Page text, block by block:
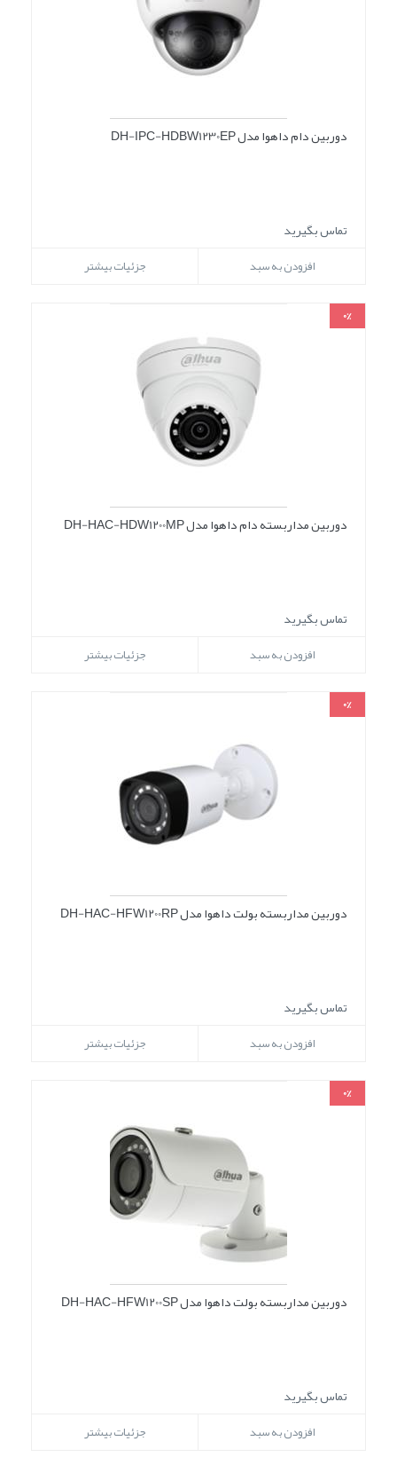
دوربین دام داهوا مدل DH-IPC-HDBW1230EP
تماس بگیرید
افزودن به سبد جزئیات بیشتر
0%
دوربین مداربسته دام داهوا مدل DH-HAC-HDW1200MP
تماس بگیرید
افزودن به سبد جزئیات بیشتر
0%
دوربین مداربسته بولت داهوا مدل DH-HAC-HFW1200RP
تماس بگیرید
افزودن به سبد جزئیات بیشتر
0%
دوربین مداربسته بولت داهوا مدل DH-HAC-HFW1200SP
تماس بگیرید
افزودن به سبد جزئیات بیشتر